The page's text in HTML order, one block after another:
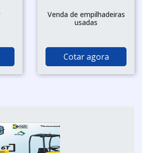
Venda de empilhadeiras
usadas
Cotar agora